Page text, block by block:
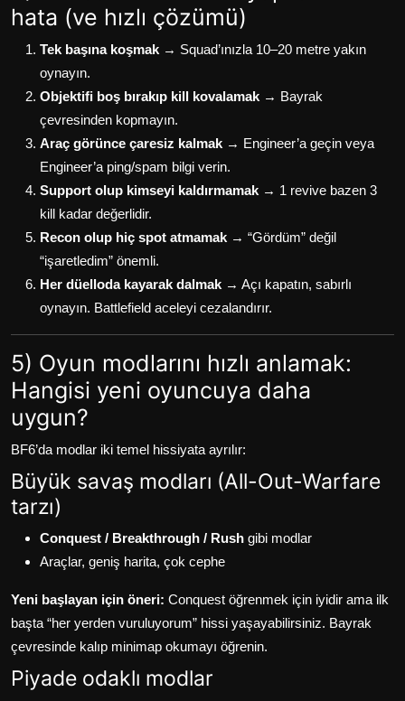
hata (ve hızlı çözümü)
Tek başına koşmak → Squad’ınızla 10–20 metre yakın
oynayın.
Objektifi boş bırakıp kill kovalamak → Bayrak
çevresinden kopmayın.
Araç görünce çaresiz kalmak → Engineer’a geçin veya
Engineer’a ping/spam bilgi verin.
Support olup kimseyi kaldırmamak → 1 revive bazen 3
kill kadar değerlidir.
Recon olup hiç spot atmamak → “Gördüm” değil
“işaretledim” önemli.
Her düelloda kayarak dalmak → Açı kapatın, sabırlı
oynayın. Battlefield aceleyi cezalandırır.
5) Oyun modlarını hızlı anlamak:
Hangisi yeni oyuncuya daha
uygun?
BF6’da modlar iki temel hissiyata ayrılır:
Büyük savaş modları (All-Out-Warfare
tarzı)
Conquest / Breakthrough / Rush gibi modlar
Araçlar, geniş harita, çok cephe
Yeni başlayan için öneri: Conquest öğrenmek için iyidir ama ilk
başta “her yerden vuruluyorum” hissi yaşayabilirsiniz. Bayrak
çevresinde kalıp minimap okumayı öğrenin.
Piyade odaklı modlar